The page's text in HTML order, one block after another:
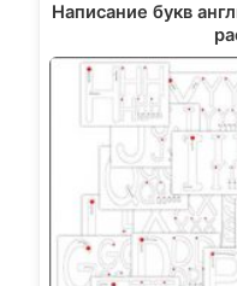
Написание букв